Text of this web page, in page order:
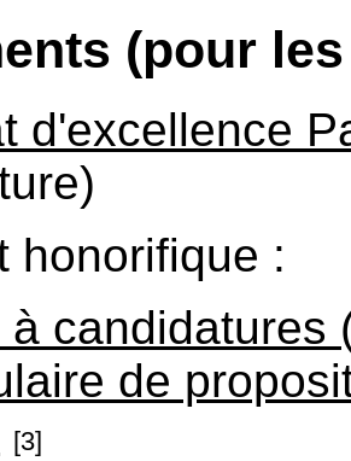
(pour
d'excellence
honorifique :
à candidatures
de
[3]